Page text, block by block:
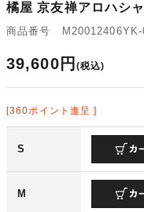
橘屋 京友禅アロハシ
商品番号 M20012406YK-
39,600円 (税込)
[360ポイント進呈 ]
S
M